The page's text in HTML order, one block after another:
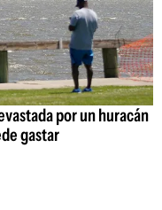
por un huracán
gastar